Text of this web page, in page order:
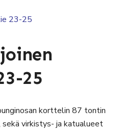
23-25
25
korttelin 87 tontin
virkistys- ja katualueet